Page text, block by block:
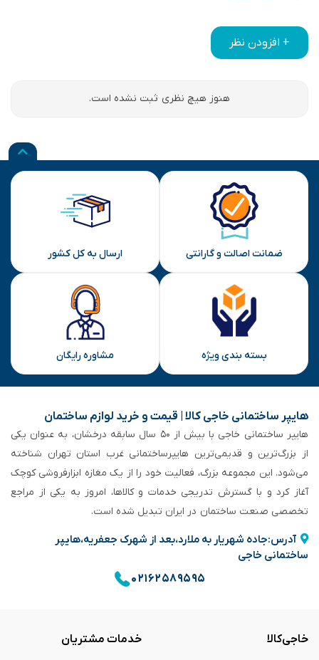
+ افزودن نظر
هنوز هیچ نظری ثبت نشده است.
ضمانت اصالت و گارانتی ارسال به کل کشور
بسته بندی ویژه مشاوره رایگان
هایپر ساختمانی خاجی‌ کالا | قیمت و خرید لوازم ساختمان
هایپر ساختمانی خاجی‌ با بیش از ۵۰ سال سابقه‌ درخشان، به عنوان یکی
از بزرگ‌ترین و قدیمی‌ترین هایپرساختمانی‌ غرب استان تهران شناخته
می‌شود. این مجموعه بزرگ، فعالیت خود را از یک مغازه ابزارفروشی کوچک
آغاز کرد و با گسترش تدریجی خدمات و کالاها، امروز به یکی از مراجع
تخصصی صنعت ساختمان در ایران تبدیل شده است.
آدرس:جاده شهریار به ملارد،بعد از شهرک جعفریه،هایپر
ساختمانی خاجی
۰۲۱۶۲۵۸۹۵۹۵
خاجی‌کالا خدمات مشتریان